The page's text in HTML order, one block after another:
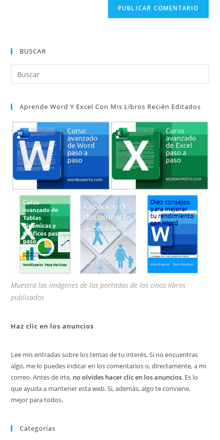
(opcional)
BUSCAR
Aprende Word Y Excel Con Mis Libros Recién Editados
Muestra las imágenes de las portadas de los cinco libros
publicados
Haz clic en los anuncios
Lee mis entradas sobre los temas de tu interés. Si no encuentras
algo, me lo puedes indicar en los comentarios o, directamente, a mi
correo. Antes de irte, no olvides hacer clic en los anuncios. Es lo
que ayuda a mantener esta web. Si, además, algo te conviene,
mejor para todos.
Categorías